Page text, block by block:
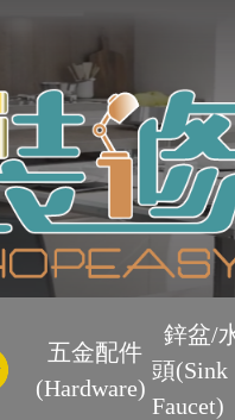
五金配件
(Hardware)
鋅盆/
頭(Sink
Faucet)